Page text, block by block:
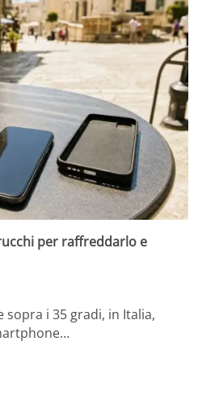
per raffreddarlo e
i 35 gradi, in Italia,